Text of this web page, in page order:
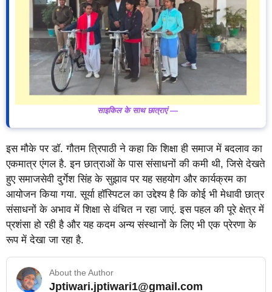
साइकिल के साथ छात्राएं —
इस मौके पर डॉ. गौतम त्रिपाठी ने कहा कि शिक्षा ही समाज में बदलाव का
एकमात्र एंगल है. इन छात्राओं के पास संसाधनों की कमी थी, जिसे देखते
हुए समाजसेवी दुर्गेश सिंह के सुझाव पर यह सहयोग और कार्यक्रम का
आयोजन किया गया. सूर्या हॉस्पिटल का उद्देश्य है कि कोई भी मेधावी छात्र
संसाधनों के अभाव में शिक्षा से वंचित न रहा जाएं. इस पहल की पूरे क्षेत्र में
प्रशंसा हो रही है और यह कदम अन्य संस्थानों के लिए भी एक प्रेरणा के
रूप में देखा जा रहा है.
About the Author
Jptiwari.jptiwari1@gmail.com